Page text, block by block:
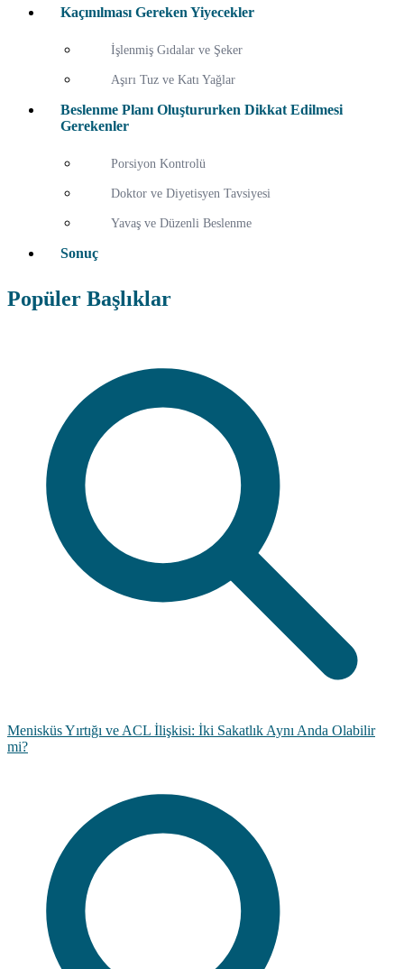
Kaçınılması Gereken Yiyecekler
İşlenmiş Gıdalar ve Şeker
Aşırı Tuz ve Katı Yağlar
Beslenme Planı Oluştururken Dikkat Edilmesi
Gerekenler
Porsiyon Kontrolü
Doktor ve Diyetisyen Tavsiyesi
Yavaş ve Düzenli Beslenme
Sonuç
Popüler Başlıklar
Menisküs Yırtığı ve ACL İlişkisi: İki Sakatlık Aynı Anda Olabilir
mi?